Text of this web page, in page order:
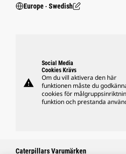
Europe ‧ Swedish
warning
Social Media
Cookies Krävs
Om du vill aktivera den här
funktionen måste du
cookies för
funktion och prestanda
Caterpillars Varumärken